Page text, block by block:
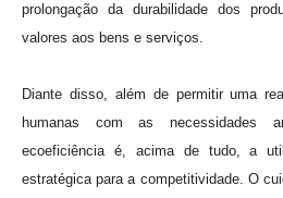
prolongação da durabilidade dos
valores aos bens e serviços.
Diante disso, além de permitir uma
humanas com as necessidades
ecoeficiência é, acima de tudo, a
estratégica para a competitividade. O